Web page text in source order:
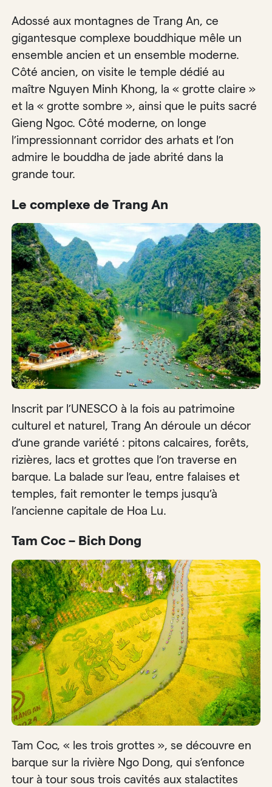
Adossé aux montagnes de Trang An, ce
gigantesque complexe bouddhique mêle un
ensemble ancien et un ensemble moderne.
Côté ancien, on visite le temple dédié au
maître Nguyen Minh Khong, la « grotte claire »
et la « grotte sombre », ainsi que le puits sacré
Gieng Ngoc. Côté moderne, on longe
l’impressionnant corridor des arhats et l’on
admire le bouddha de jade abrité dans la
grande tour.
Le complexe de Trang An
Inscrit par l’UNESCO à la fois au patrimoine
culturel et naturel, Trang An déroule un décor
d’une grande variété : pitons calcaires, forêts,
rizières, lacs et grottes que l’on traverse en
barque. La balade sur l’eau, entre falaises et
temples, fait remonter le temps jusqu’à
l’ancienne capitale de Hoa Lu.
Tam Coc – Bich Dong
Tam Coc, « les trois grottes », se découvre en
barque sur la rivière Ngo Dong, qui s’enfonce
tour à tour sous trois cavités aux stalactites